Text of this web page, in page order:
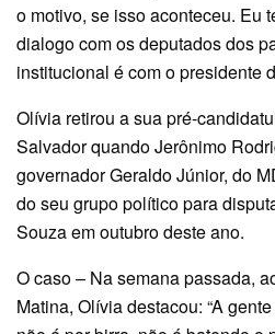
o motivo, se isso aconteceu. Eu
dialogo com os deputados dos
institucional é com o presidente
Olívia retirou a sua pré-
Salvador quando Jerônimo
governador Geraldo Júnior, do
do seu grupo político para
Souza em outubro deste ano.
O caso – Na semana passada,
Matina, Olívia destacou: “A